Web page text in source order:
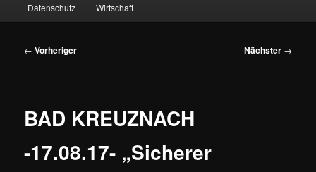
Datenschutz Wirtschaft
Beitragsnavigation
← Vorheriger Nächster →
BAD KREUZNACH
-17.08.17- „Sicherer